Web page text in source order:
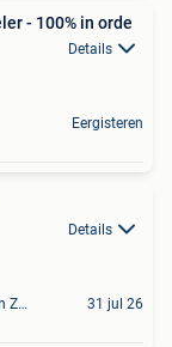
Technics Sl Platenspeler - 100% in orde
Details
Eergisteren
Details
Lokeren+Deel Overmere En Zele 31 jul 26